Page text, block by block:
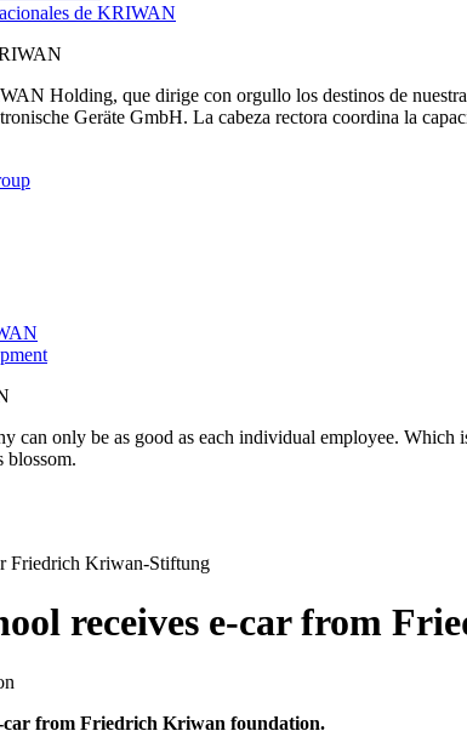
de KRIWAN
Holding, que dirige con orgullo los destinos de
Geräte GmbH. La cabeza rectora coordina la
can only be as good as each individual employee.
blossom.
receives e-car from
car from Friedrich Kriwan foundation.